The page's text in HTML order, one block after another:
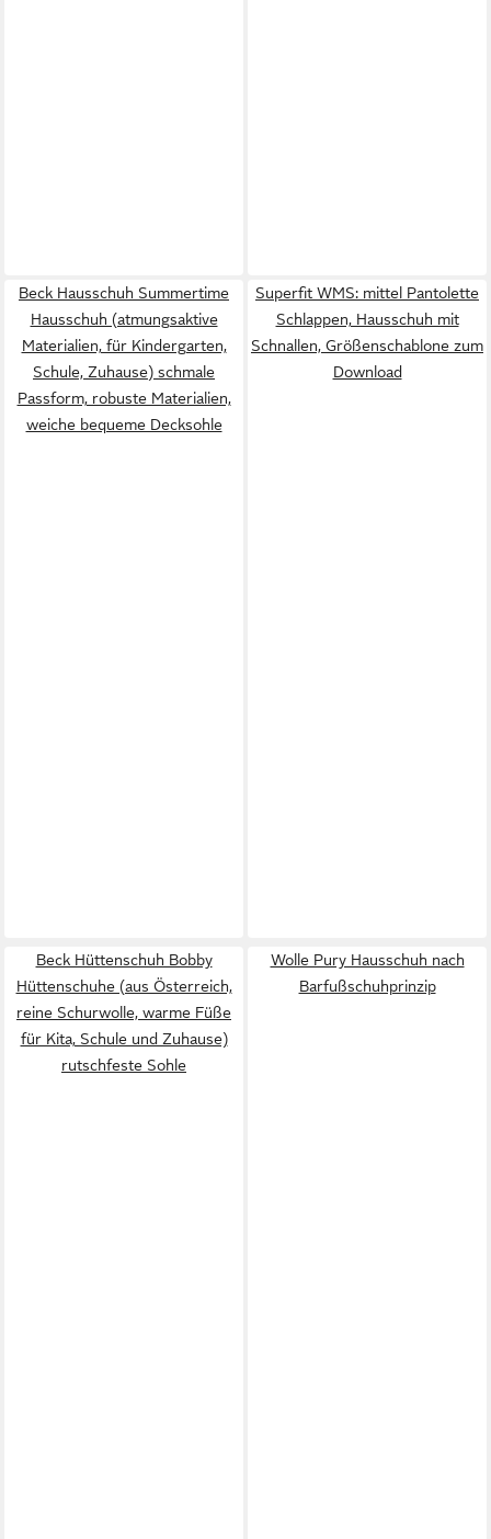
Beck Hausschuh Summertime
Hausschuh (atmungsaktive
Materialien, für Kindergarten,
Schule, Zuhause) schmale
Passform, robuste Materialien,
weiche bequeme Decksohle
Superfit WMS: mittel Pantolette
Schlappen, Hausschuh mit
Schnallen, Größenschablone zum
Download
Beck Hüttenschuh Bobby
Hüttenschuhe (aus Österreich,
reine Schurwolle, warme Füße
für Kita, Schule und Zuhause)
rutschfeste Sohle
Wolle Pury Hausschuh nach
Barfußschuhprinzip